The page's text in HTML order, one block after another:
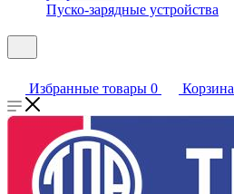
Пуско-зарядные устройства
Избранные товары 0 Корзина